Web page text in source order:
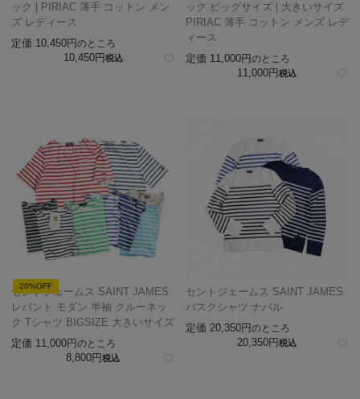
ック | PIRIAC 薄手 コットン メン
ズ レディース
定価 10,450 のところ
10,450 税込
ック ビッグサイズ | 大きいサイズ
PIRIAC 薄手 コットン メンズ レデ
ィース
定価 11,000 のところ
11,000 税込
20%OFF
セントジェームス SAINT JAMES
レバント モダン 半袖 クルーネッ
ク Tシャツ BIGSIZE 大きいサイズ
定価 11,000 のところ
8,800 税込
セントジェームス SAINT JAMES
バスクシャツ ナバル
定価 20,350 のところ
20,350 税込